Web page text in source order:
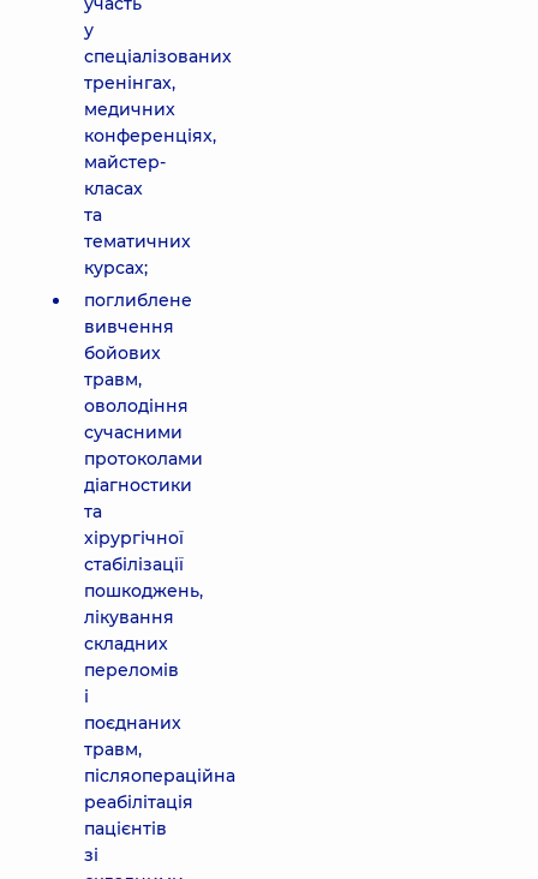
у
спеціалізованих
тренінгах,
медичних
конференціях,
майстер-
класах
та
тематичних
курсах;
поглиблене
вивчення
бойових
травм,
оволодіння
сучасними
протоколами
діагностики
та
хірургічної
стабілізації
пошкоджень,
лікування
складних
переломів
і
поєднаних
травм,
післяопераційна
реабілітація
пацієнтів
зі